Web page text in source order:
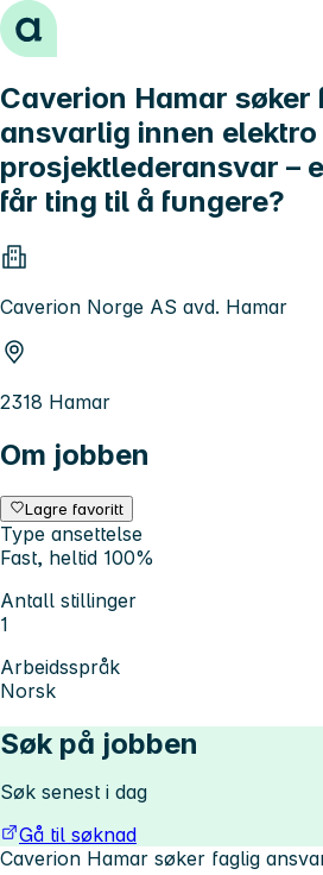
Hopp til innhold
Caverion Hamar søker
ansvarlig innen elektro
prosjektlederansvar –
får ting til å fungere?
Caverion Norge AS avd. Hamar
2318 Hamar
Om jobben
Lagre favoritt
Type ansettelse
Fast, heltid 100%
Antall stillinger
1
Arbeidsspråk
Norsk
Søk på jobben
Søk senest i dag
Gå til søknad
Caverion Hamar søker faglig